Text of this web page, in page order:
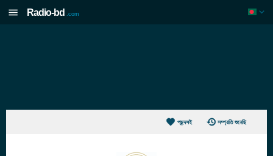
Radio-bd .com
পছন্দসই সম্প্রতি শুনেছি